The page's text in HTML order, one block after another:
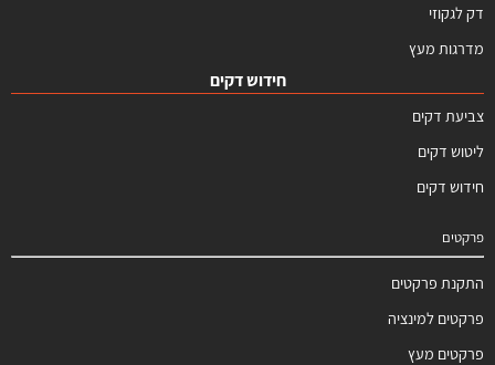
דק לגקוזי
מדרגות מעץ
חידוש דקים
צביעת דקים
ליטוש דקים
חידוש דקים
פרקטים
התקנת פרקטים
פרקטים למינציה
פרקטים מעץ